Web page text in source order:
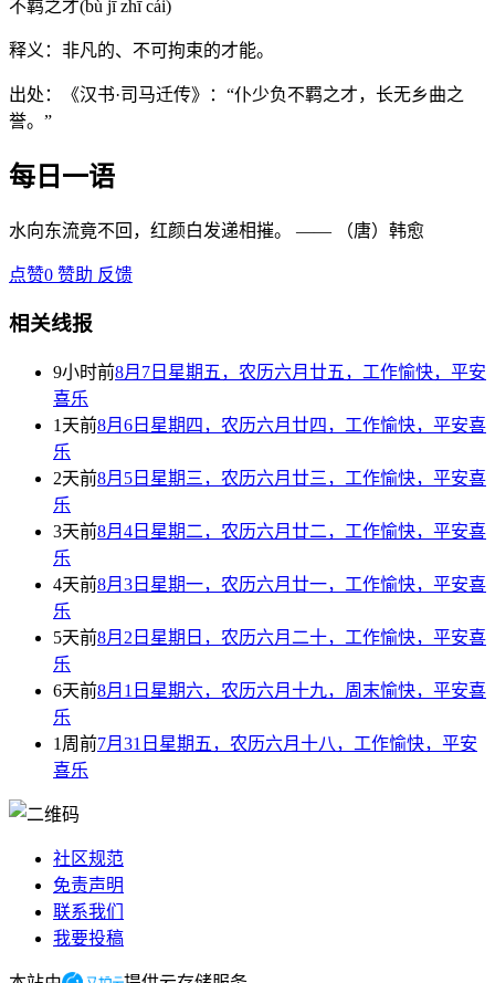
不羁之才(bù jī zhī cái)
释义：非凡的、不可拘束的才能。
出处：《汉书·司马迁传》：“仆少负不羁之才，长无乡曲之
誉。”
每日一语
水向东流竟不回，红颜白发递相摧。 —— （唐）韩愈
点赞0 赞助 反馈
相关线报
9小时前8月7日星期五，农历六月廿五，工作愉快，平安
喜乐
1天前8月6日星期四，农历六月廿四，工作愉快，平安喜
乐
2天前8月5日星期三，农历六月廿三，工作愉快，平安喜
乐
3天前8月4日星期二，农历六月廿二，工作愉快，平安喜
乐
4天前8月3日星期一，农历六月廿一，工作愉快，平安喜
乐
5天前8月2日星期日，农历六月二十，工作愉快，平安喜
乐
6天前8月1日星期六，农历六月十九，周末愉快，平安喜
乐
1周前7月31日星期五，农历六月十八，工作愉快，平安
喜乐
社区规范
免责声明
联系我们
我要投稿